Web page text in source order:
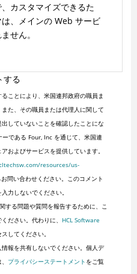
カスタマイズできるた
、メインの Web サービ
せん。
する
ことにより、米国連邦政府の職員ま
た、その職員または代理人に関して
していないことを確認したことにな
ーである Four, Inc を通じて、米国連
およびサービスを提供しています。
resources/us-
問い合わせください。このコメント
力しないでください。
する問題や質問を報告するために、こ
ださい。代わりに、 HCL Software
してください。
報を共有しないでください。個人デ
プライバシーステートメント をご覧